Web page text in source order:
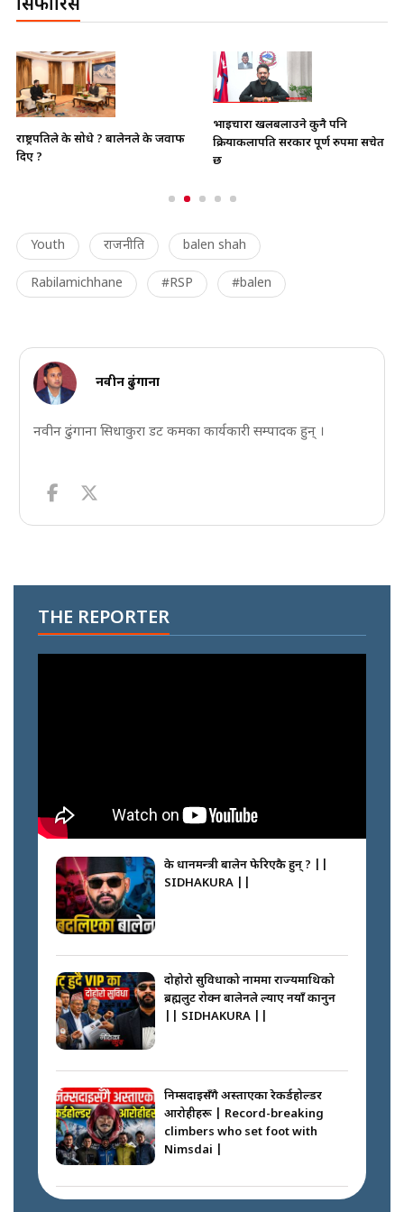
सिफारिस
राष्ट्रपतिले के सोधे ? बालेनले के जवाफ
दिए ?
भाइचारा खलबलाउने कुनै पनि
क्रियाकलापप्रति सरकार पूर्ण रुपमा सचेत
छ
Youth राजनीति balen shah
Rabilamichhane #RSP #balen
नवीन ढुंगाना
नवीन ढुंगाना सिधाकुरा डट कमका कार्यकारी सम्पादक हुन् ।
THE REPORTER
के प्रधानमन्त्री बालेन फेरिएकै हुन् ? ||
SIDHAKURA ||
दोहोरो सुविधाको नाममा राज्यमाथिको
ब्रह्मलुट रोक्न बालेनले ल्याए नयाँ कानुन
|| SIDHAKURA ||
निम्सदाइसँगै अस्ताएका रेकर्डहोल्डर
आरोहीहरू | Record-breaking
climbers who set foot with
Nimsdai |